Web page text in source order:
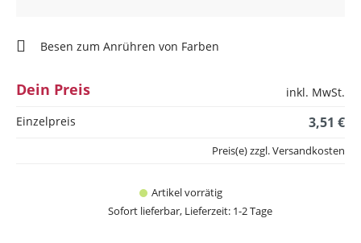
Besen zum Anrühren von Farben
Dein Preis
inkl. MwSt.
Einzelpreis
3,51 €
Artikel vorrätig
Sofort lieferbar, Lieferzeit: 1-2 Tage
Preis(e) zzgl. Versandkosten